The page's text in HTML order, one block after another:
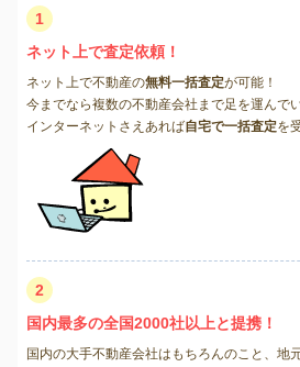
1
ネット上で査定依頼！
ネット上で不動産の無料一括査定が可能！
今までなら複数の不動産会社まで足を運んで
インターネットさえあれば自宅で一括査定を
2
国内最多の全国2000社以上と提携！
国内の大手不動産会社はもちろんのこと、地